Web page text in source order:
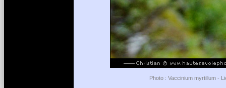
Photo : Vaccinium myrtillum -